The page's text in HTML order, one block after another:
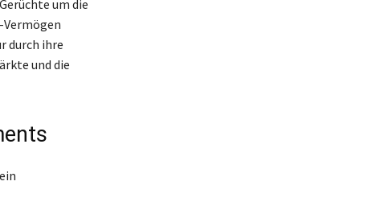
um die
durch ihre
und die